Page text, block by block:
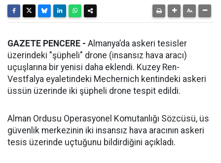
GAZETE PENCERE - Almanya’da askeri tesisler
üzerindeki "şüpheli" drone (insansız hava aracı)
uçuşlarına bir yenisi daha eklendi. Kuzey Ren-
Vestfalya eyaletindeki Mechernich kentindeki askeri
üssün üzerinde iki şüpheli drone tespit edildi.
Alman Ordusu Operasyonel Komutanlığı Sözcüsü, üs
güvenlik merkezinin iki insansız hava aracının askeri
tesis üzerinde uçtuğunu bildirdiğini açıkladı.